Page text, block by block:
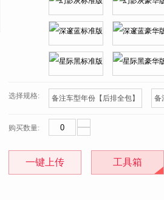
选择规格: 备注车型年份【后排全包】 备
购买数量:
一键上传 工具箱